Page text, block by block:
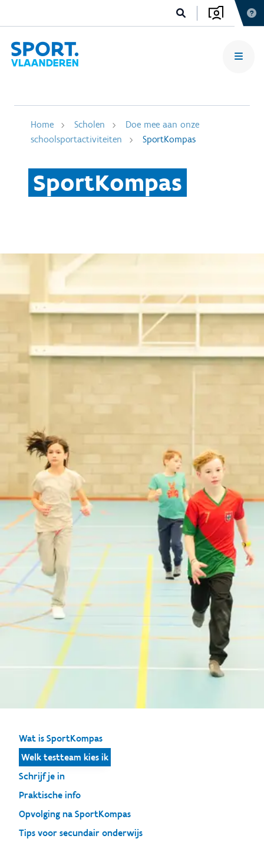
Home Scholen
Doe mee aan onze
schoolsportactiviteiten
SportKompas
SportKompas
Wat is SportKompas
Welk testteam kies ik
Schrijf je in
Praktische info
Opvolging na SportKompas
Tips voor secundair onderwijs